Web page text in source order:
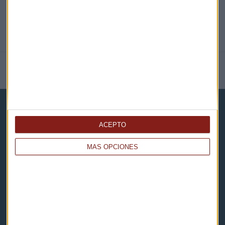
MÁS OPCIONES
ACEPTO
Capital Radio